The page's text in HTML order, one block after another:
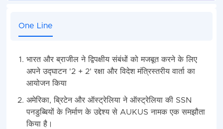
One Line
भारत और ब्राजील ने द्विपक्षीय संबंधों को मजबूत करने के लिए
अपने उद्घाटन '2 + 2' रक्षा और विदेश मंत्रिस्तरीय वार्ता का
आयोजन किया
अमेरिका, ब्रिटेन और ऑस्ट्रेलिया ने ऑस्ट्रेलिया की SSN
पनडुब्बियों के निर्माण के उद्देश्य से AUKUS नामक एक समझौता
किया है।